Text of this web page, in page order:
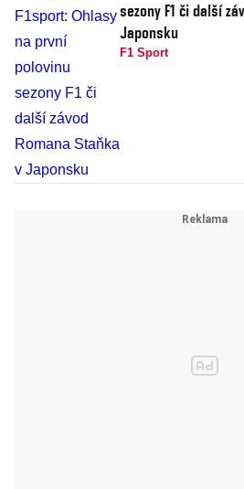
sezony F1 či další
Japonsku
F1 Sport